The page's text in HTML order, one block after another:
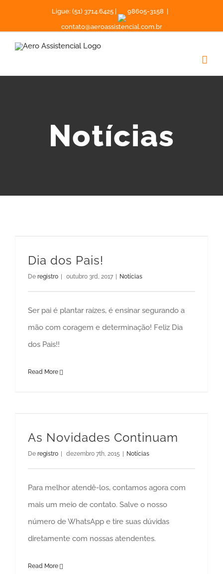
Ligue: (51) 3714.6425 | 98605-3158
contato@aeroassistencial.com.br
Notícias
Dia dos Pais!
De registro outubro 3rd, 2017 Notícias
Ser pai é plantar raízes, é ensinar segurando a
mão com coragem e determinação! Feliz Dia
dos Pais!!
Read More
As Novidades Continuam
De registro dezembro 7th, 2015 Notícias
Para melhor atendê-los, contamos agora com
mais um meio de contato. Salve o nosso
número de WhatsApp e tire suas dúvidas
diretamente com nossas atendentes.
Read More